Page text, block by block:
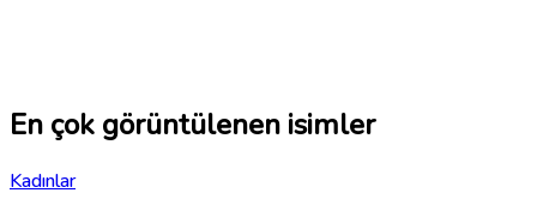
En çok görüntülenen isimler
Kadınlar